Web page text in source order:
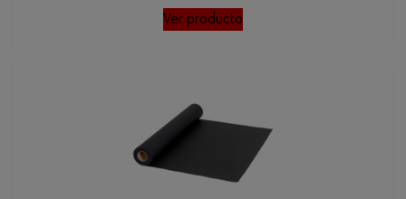
Ver producto